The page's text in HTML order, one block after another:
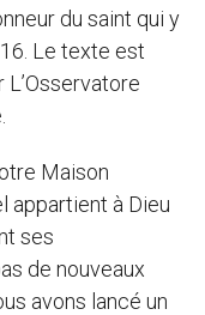
du saint qui y
Le texte est
Maison
appartient à Dieu
ses
de nouveaux
avons lancé un